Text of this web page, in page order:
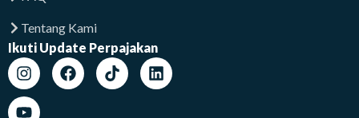
Tentang Kami
Ikuti Update Perpajakan